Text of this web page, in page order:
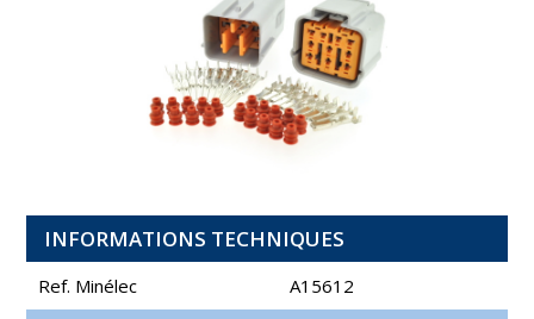
INFORMATIONS TECHNIQUES
Ref. Minélec
A15612